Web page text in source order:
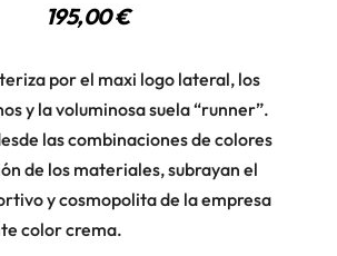
195,00€
por el maxi logo lateral, los
y la voluminosa suela “runner”.
las combinaciones de colores
de los materiales, subrayan el
y cosmopolita de la empresa
color crema.